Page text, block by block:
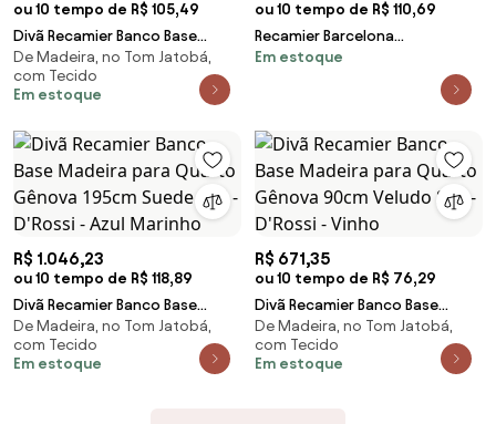
ou 10 tempo de R$ 105,49
Divã Recamier Banco Base
Madeira para Quarto Gênova
160cm Suede S04 - D'Rossi -
Bege
De Madeira, no Tom Jatobá,
com Tecido
Em estoque
ou 10 tempo de R$ 110,69
Recamier Barcelona
Namoradeira Calçadeira Suede
Em estoque
R$ 1.046,23
ou 10 tempo de R$ 118,89
Divã Recamier Banco Base
Madeira para Quarto Gênova
195cm Suede S04 - D'Rossi -
Azul Marinho
De Madeira, no Tom Jatobá,
com Tecido
Em estoque
R$ 671,35
ou 10 tempo de R$ 76,29
Divã Recamier Banco Base
Madeira para Quarto Gênova
90cm Veludo S04 - D'Rossi -
Vinho
De Madeira, no Tom Jatobá,
com Tecido
Em estoque